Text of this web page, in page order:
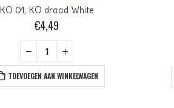
KO 01, KO draad White
€4,49
TOEVOEGEN AAN WINKELWAGEN